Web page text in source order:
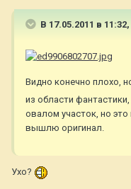
В 17.05.2011 в
Видно конечно плохо,
из области
овалом участок, но
вышлю оригинал.
Ухо?